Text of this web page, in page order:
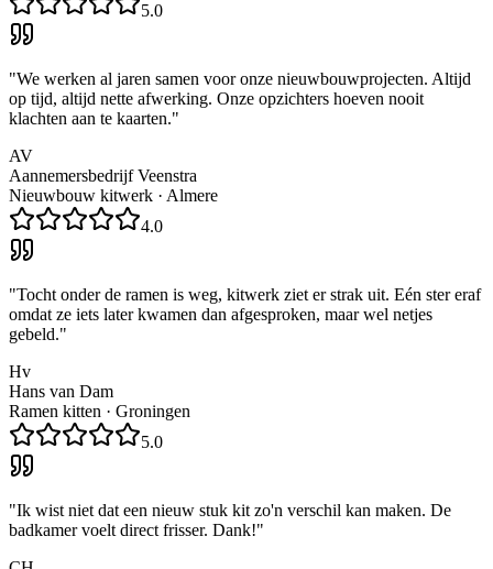
5.0
"We werken al jaren samen voor onze nieuwbouwprojecten. Altijd
op tijd, altijd nette afwerking. Onze opzichters hoeven nooit
klachten aan te kaarten."
AV
Aannemersbedrijf Veenstra
Nieuwbouw kitwerk · Almere
4.0
"Tocht onder de ramen is weg, kitwerk ziet er strak uit. Eén ster eraf
omdat ze iets later kwamen dan afgesproken, maar wel netjes
gebeld."
Hv
Hans van Dam
Ramen kitten · Groningen
5.0
"Ik wist niet dat een nieuw stuk kit zo'n verschil kan maken. De
badkamer voelt direct frisser. Dank!"